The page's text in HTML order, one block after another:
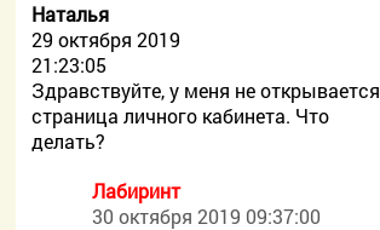
Наталья
29 октября 2019
21:23:05
Здравствуйте, у меня не открывается
страница личного кабинета. Что
делать?
Лабиринт
30 октября 2019 09:37:00